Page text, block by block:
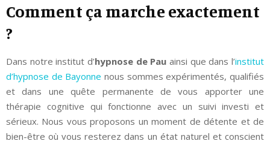
Comment ça marche exactement
?
Dans notre institut d’hypnose de Pau ainsi que dans l’institut
d’hypnose de Bayonne nous sommes expérimentés, qualifiés
et dans une quête permanente de vous apporter une
thérapie cognitive qui fonctionne avec un suivi investi et
sérieux. Nous vous proposons un moment de détente et de
bien-être où vous resterez dans un état naturel et conscient